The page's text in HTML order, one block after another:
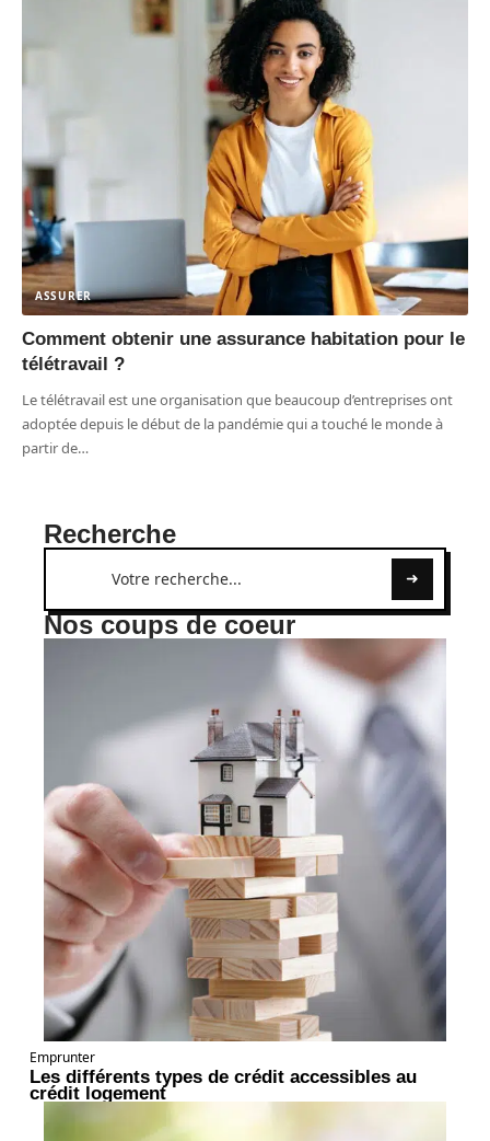
ASSURER
Comment obtenir une assurance habitation pour le
télétravail ?
Le télétravail est une organisation que beaucoup d’entreprises ont
adoptée depuis le début de la pandémie qui a touché le monde à
partir de…
Recherche
Nos coups de coeur
Emprunter
Les différents types de crédit accessibles au
crédit logement